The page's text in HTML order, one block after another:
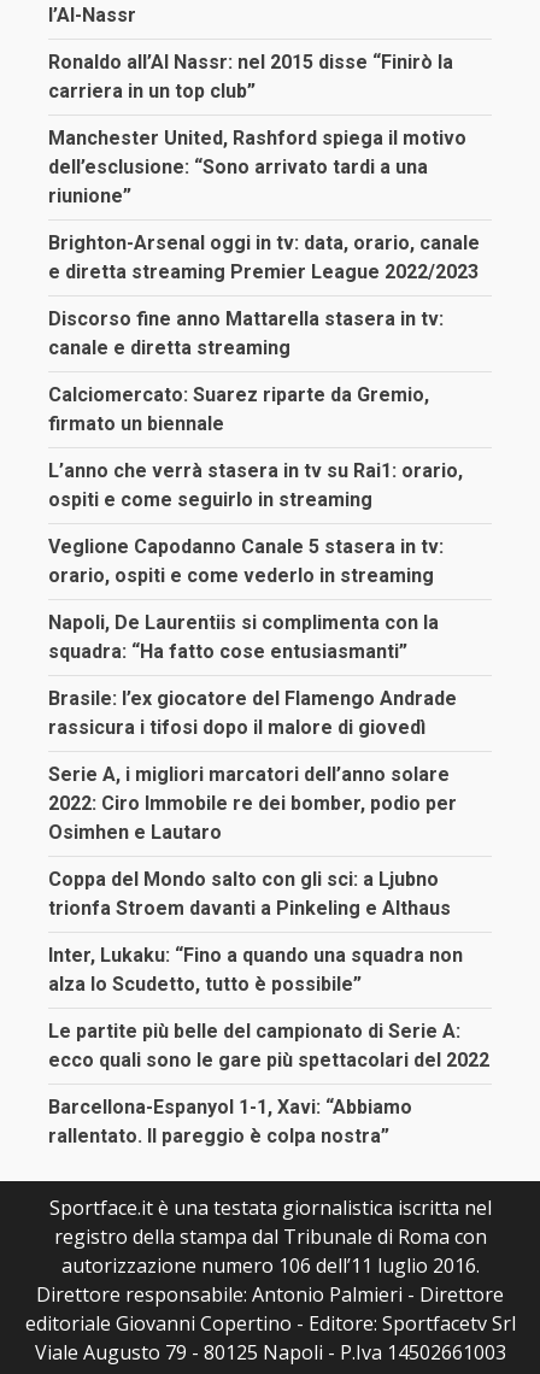
l’Al-Nassr
Ronaldo all’Al Nassr: nel 2015 disse “Finirò la
carriera in un top club”
Manchester United, Rashford spiega il motivo
dell’esclusione: “Sono arrivato tardi a una
riunione”
Brighton-Arsenal oggi in tv: data, orario, canale
e diretta streaming Premier League 2022/2023
Discorso fine anno Mattarella stasera in tv:
canale e diretta streaming
Calciomercato: Suarez riparte da Gremio,
firmato un biennale
L’anno che verrà stasera in tv su Rai1: orario,
ospiti e come seguirlo in streaming
Veglione Capodanno Canale 5 stasera in tv:
orario, ospiti e come vederlo in streaming
Napoli, De Laurentiis si complimenta con la
squadra: “Ha fatto cose entusiasmanti”
Brasile: l’ex giocatore del Flamengo Andrade
rassicura i tifosi dopo il malore di giovedì
Serie A, i migliori marcatori dell’anno solare
2022: Ciro Immobile re dei bomber, podio per
Osimhen e Lautaro
Coppa del Mondo salto con gli sci: a Ljubno
trionfa Stroem davanti a Pinkeling e Althaus
Inter, Lukaku: “Fino a quando una squadra non
alza lo Scudetto, tutto è possibile”
Le partite più belle del campionato di Serie A:
ecco quali sono le gare più spettacolari del 2022
Barcellona-Espanyol 1-1, Xavi: “Abbiamo
rallentato. Il pareggio è colpa nostra”
Sportface.it è una testata giornalistica iscritta nel
registro della stampa dal Tribunale di Roma con
autorizzazione numero 106 dell’11 luglio 2016.
Direttore responsabile: Antonio Palmieri - Direttore
editoriale Giovanni Copertino - Editore: Sportfacetv Srl
Viale Augusto 79 - 80125 Napoli - P.Iva 14502661003